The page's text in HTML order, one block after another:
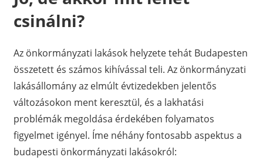
csinálni?
Az önkormányzati lakások helyzete tehát Budapesten
összetett és számos kihívással teli. Az önkormányzati
lakásállomány az elmúlt évtizedekben jelentős
változásokon ment keresztül, és a lakhatási
problémák megoldása érdekében folyamatos
figyelmet igényel. Íme néhány fontosabb aspektus a
budapesti önkormányzati lakásokról: